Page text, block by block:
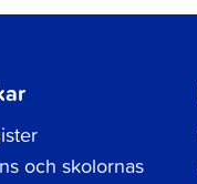
och skolornas